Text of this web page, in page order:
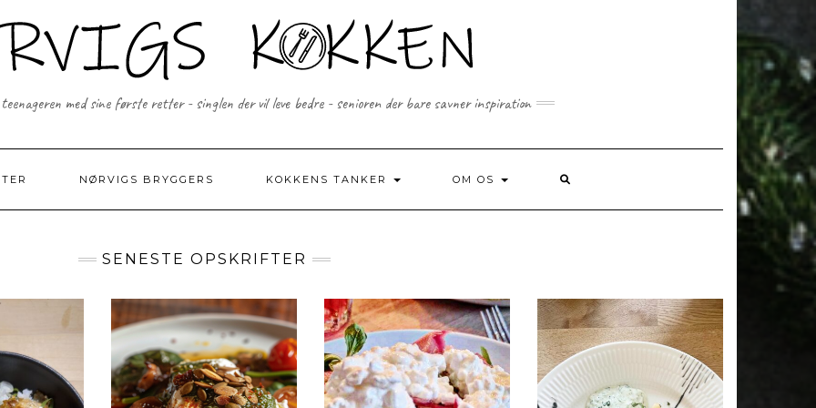
med sine første retter - singlen der vil leve bedre - senioren der bare savner inspiration
NØRVIGS BRYGGERS KOKKENS TANKER OM OS
SENESTE OPSKRIFTER